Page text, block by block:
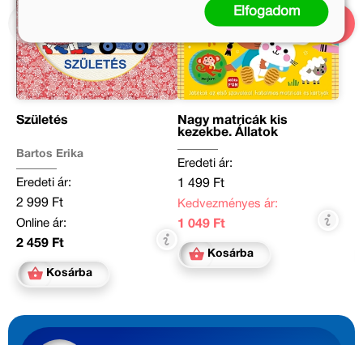
Születés
Bartos Erika
Eredeti ár:
2 999 Ft
Online ár:
2 459 Ft
Kosárba
Nagy matricák kis
kezekbe. Állatok
Eredeti ár:
1 499 Ft
Kedvezményes ár:
1 049 Ft
Kosárba
Elfogadom